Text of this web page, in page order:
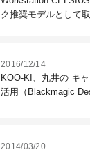
ク推奨モデルとして
2016/12/14
KOO-KI、丸井の キ
活用（Blackmagic
2014/03/20